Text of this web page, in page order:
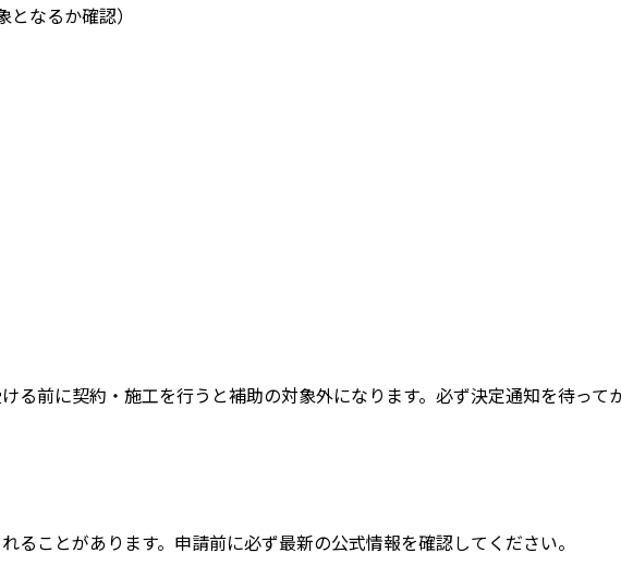
なるか確認）
る前に契約・施工を行うと補助の対象外になります。必ず決定通知を待って
ることがあります。申請前に必ず最新の公式情報を確認してください。